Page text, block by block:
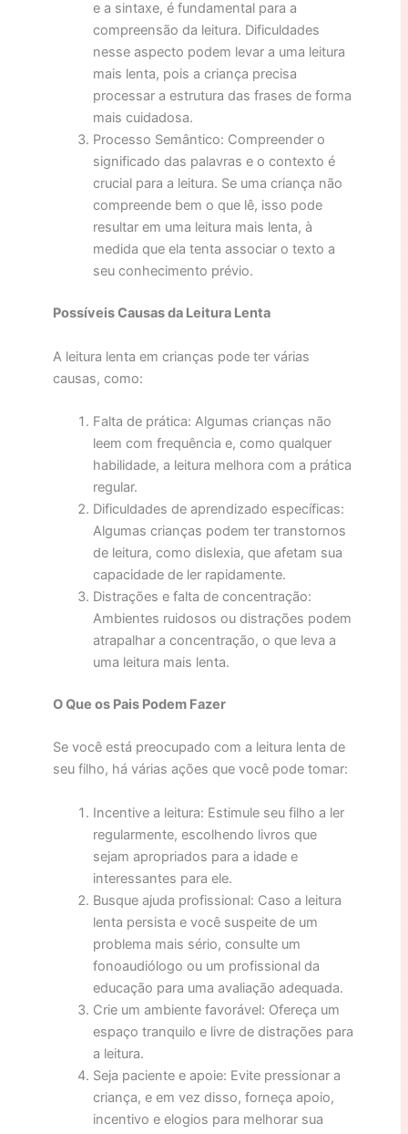
e a sintaxe, é fundamental para a
compreensão da leitura. Dificuldades
nesse aspecto podem levar a uma leitura
mais lenta, pois a criança precisa
processar a estrutura das frases de forma
mais cuidadosa.
Processo Semântico: Compreender o
significado das palavras e o contexto é
crucial para a leitura. Se uma criança não
compreende bem o que lê, isso pode
resultar em uma leitura mais lenta, à
medida que ela tenta associar o texto a
seu conhecimento prévio.
Possíveis Causas da Leitura Lenta
A leitura lenta em crianças pode ter várias
causas, como:
Falta de prática: Algumas crianças não
leem com frequência e, como qualquer
habilidade, a leitura melhora com a prática
regular.
Dificuldades de aprendizado específicas:
Algumas crianças podem ter transtornos
de leitura, como dislexia, que afetam sua
capacidade de ler rapidamente.
Distrações e falta de concentração:
Ambientes ruidosos ou distrações podem
atrapalhar a concentração, o que leva a
uma leitura mais lenta.
O Que os Pais Podem Fazer
Se você está preocupado com a leitura lenta de
seu filho, há várias ações que você pode tomar:
Incentive a leitura: Estimule seu filho a ler
regularmente, escolhendo livros que
sejam apropriados para a idade e
interessantes para ele.
Busque ajuda profissional: Caso a leitura
lenta persista e você suspeite de um
problema mais sério, consulte um
fonoaudiólogo ou um profissional da
educação para uma avaliação adequada.
Crie um ambiente favorável: Ofereça um
espaço tranquilo e livre de distrações para
a leitura.
Seja paciente e apoie: Evite pressionar a
criança, e em vez disso, forneça apoio,
incentivo e elogios para melhorar sua